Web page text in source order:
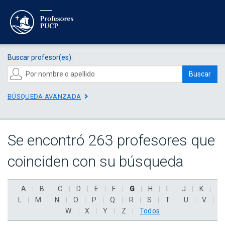
Buscar profesor(es):
Buscar
BÚSQUEDA AVANZADA
Se encontró 263 profesores que
coinciden con su búsqueda
A B C D E F G H J
K
M N O P Q R S T U
V
W
X Y Z Todos